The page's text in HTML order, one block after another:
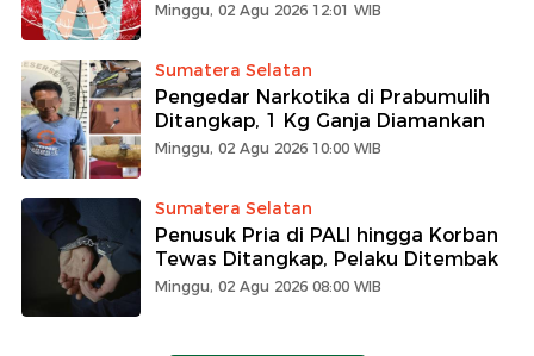
Minggu, 02 Agu 2026 12:01 WIB
Sumatera Selatan
Pengedar Narkotika di Prabumulih
Ditangkap, 1 Kg Ganja Diamankan
Minggu, 02 Agu 2026 10:00 WIB
Sumatera Selatan
Penusuk Pria di PALI hingga Korban
Tewas Ditangkap, Pelaku Ditembak
Minggu, 02 Agu 2026 08:00 WIB